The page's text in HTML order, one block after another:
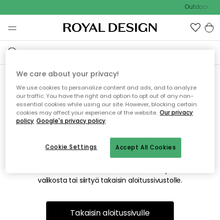
Outdoor
Emme valitettavasti löydä
etsimääsi sivua
Tämä voi johtua siitä, että sivua ei enää ole tai siitä, että se
on siirretty muualle. Pahoittelemme tästä mahdollisesti
valikosta tai siirtyä takaisin aloitussivustolle.
Takaisin aloitussivulle
We care about your privacy!
We use cookies to personalize content and ads, and to analyze
our traffic. You have the right and option to opt out of any non-
essential cookies while using our site. However, blocking certain
cookies may affect your experience of the website. Our privacy
policy Google's privacy policy
Accept All Cookies
Cookie Settings